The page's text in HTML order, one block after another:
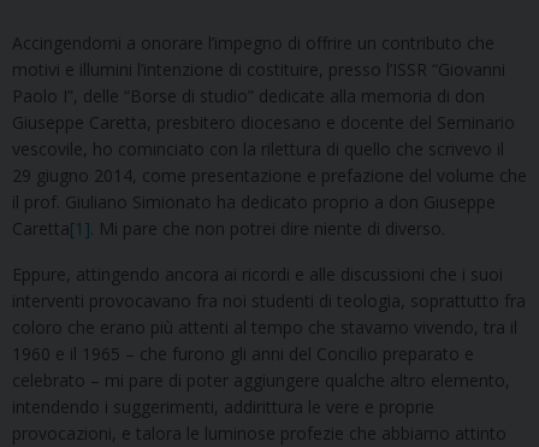
Accingendomi a onorare l’impegno di offrire un contributo che
motivi e illumini l’intenzione di costituire, presso l’ISSR “Giovanni
Paolo I”, delle “Borse di studio” dedicate alla memoria di don
Giuseppe Caretta, presbitero diocesano e docente del Seminario
vescovile, ho cominciato con la rilettura di quello che scrivevo il
29 giugno 2014, come presentazione e prefazione del volume che
il prof. Giuliano Simionato ha dedicato proprio a don Giuseppe
Caretta[1]. Mi pare che non potrei dire niente di diverso.
Eppure, attingendo ancora ai ricordi e alle discussioni che i suoi
interventi provocavano fra noi studenti di teologia, soprattutto fra
coloro che erano più attenti al tempo che stavamo vivendo, tra il
1960 e il 1965 – che furono gli anni del Concilio preparato e
celebrato – mi pare di poter aggiungere qualche altro elemento,
intendendo i suggerimenti, addirittura le vere e proprie
provocazioni, e talora le luminose profezie che abbiamo attinto